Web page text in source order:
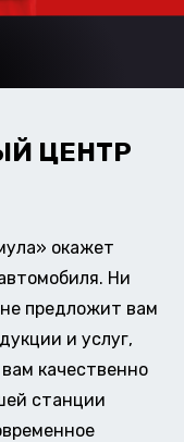
ЦЕНТР
окажет
Ни
предложит вам
и услуг,
качественно
станции